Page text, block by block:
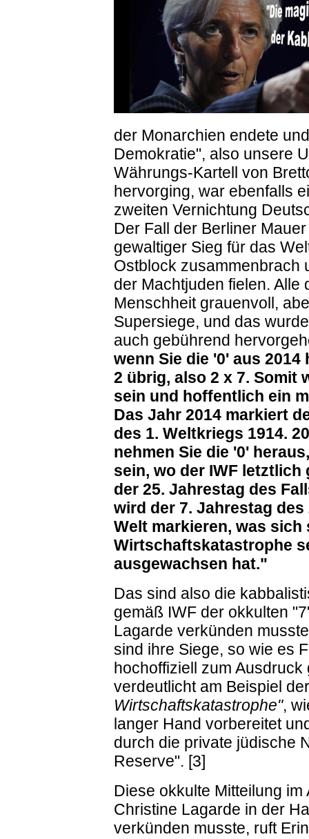
der Monarchien endete
Demokratie", also unsere
Währungs-Kartell von
hervorging, war ebenfalls
zweiten Vernichtung
Der Fall der Berliner
gewaltiger Sieg für das
Ostblock zusammenbrach
der Machtjuden fielen.
Menschheit grauenvoll,
Supersiege, und das
auch gebührend
wenn Sie die '0' aus
2 übrig, also 2 x 7. Somit
sein und hoffentlich ein
Das Jahr 2014 markiert
des 1. Weltkriegs 1914.
nehmen Sie die '0'
sein, wo der IWF letztlich
der 25. Jahrestag des
wird der 7. Jahrestag
Welt markieren, was
Wirtschaftskatastrophe
ausgewachsen hat."
Das sind also die
gemäß IWF der okkulten
Lagarde verkünden
sind ihre Siege, so wie es
hochoffiziell zum
verdeutlicht am Beispiel
Wirtschaftskatastrophe",
langer Hand vorbereitet
durch die private jüdische
Reserve". [3]
Diese okkulte Mitteilung
Christine Lagarde in der
verkünden musste, ruft